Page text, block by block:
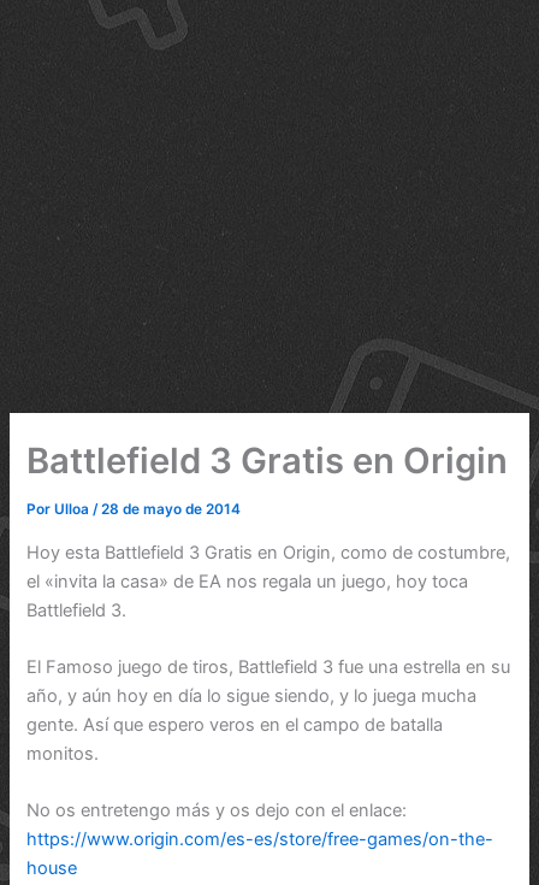
Battlefield 3 Gratis en Origin
PorUlloa/28 de mayo de 2014
Hoy esta Battlefield 3 Gratis en Origin, como de costumbre,
el «invita la casa» de EA nos regala un juego, hoy toca
Battlefield 3.
El Famoso juego de tiros, Battlefield 3 fue una estrella en su
año, y aún hoy en día lo sigue siendo, y lo juega mucha
gente. Así que espero veros en el campo de batalla
monitos.
No os entretengo más y os dejo con el enlace:
https://www.origin.com/es-es/store/free-games/on-the-
house